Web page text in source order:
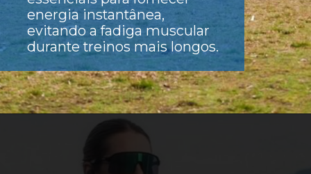
energia instantânea,
evitando a fadiga muscular
durante treinos mais longos.